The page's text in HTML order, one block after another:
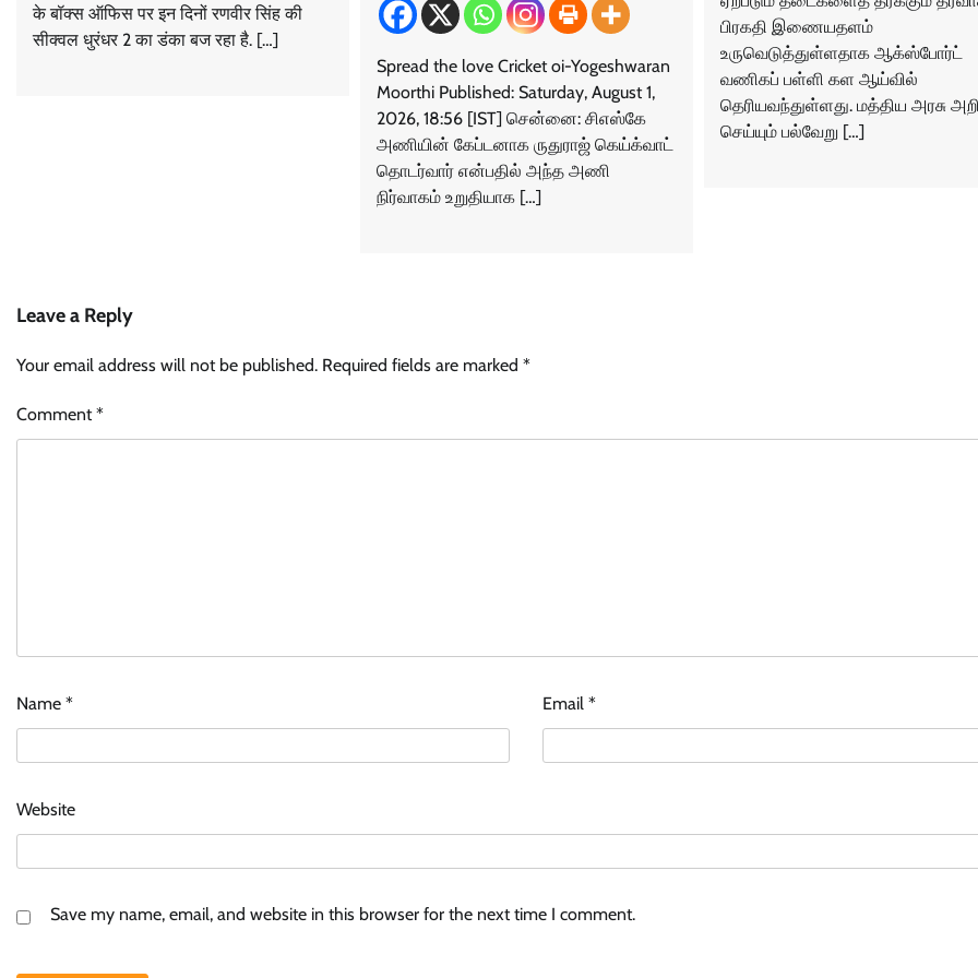
के बॉक्स ऑफिस पर इन दिनों रणवीर सिंह की
सीक्वल धुरंधर 2 का डंका बज रहा है. […]
Spread the love Cricket oi-Yogeshwaran
Moorthi Published: Saturday, August 1,
2026, 18:56 [IST] சென்னை: சிஎஸ்கே
அணியின் கேப்டனாக ருதுராஜ் கெய்க்வாட்
தொடர்வார் என்பதில் அந்த அணி
நிர்வாகம் உறுதியாக […]
பிரகதி இணையதளம்
உருவெடுத்துள்ளதாக ஆக்ஸ்போர்ட்
வணிகப் பள்ளி கள ஆய்வில்
தெரியவந்துள்ளது. மத்திய அரசு
செய்யும் பல்வேறு […]
Leave a Reply
Your email address will not be published. Required fields are marked *
Comment*
Name * Email*
Website
Save my name, email, and website in this browser for the next time I comment.